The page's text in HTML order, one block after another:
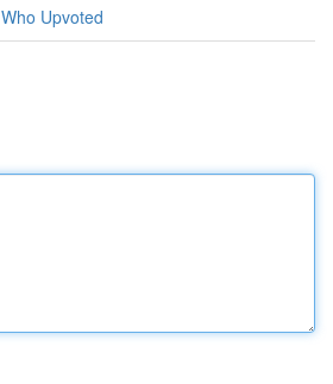
Who Upvoted